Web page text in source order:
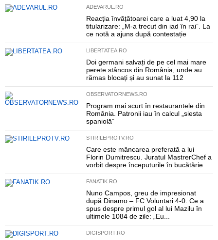
ADEVARUL.RO
Reacția învățătoarei care a luat 4,90 la
titularizare: „M-a trecut din iad în rai”. La
ce notă a ajuns după contestație
LIBERTATEA.RO
Doi germani salvați de pe cel mai mare
perete stâncos din România, unde au
rămas blocați și au sunat la 112
OBSERVATORNEWS.RO
Program mai scurt în restaurantele din
România. Patronii iau în calcul „siesta
spaniolă”
STIRILEPROTV.RO
Care este mâncarea preferată a lui
Florin Dumitrescu. Juratul MastrerChef a
vorbit despre începuturile în bucătărie
FANATIK.RO
Nuno Campos, greu de impresionat
după Dinamo – FC Voluntari 4-0. Ce a
spus despre primul gol al lui Mazilu în
ultimele 1084 de zile: „Eu...
DIGISPORT.RO